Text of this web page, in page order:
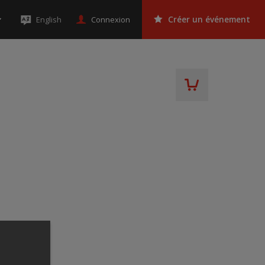
English Connexion Créer un événement